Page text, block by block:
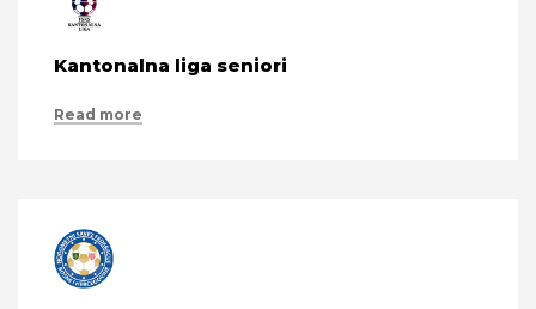
Kantonalna liga seniori
Read more